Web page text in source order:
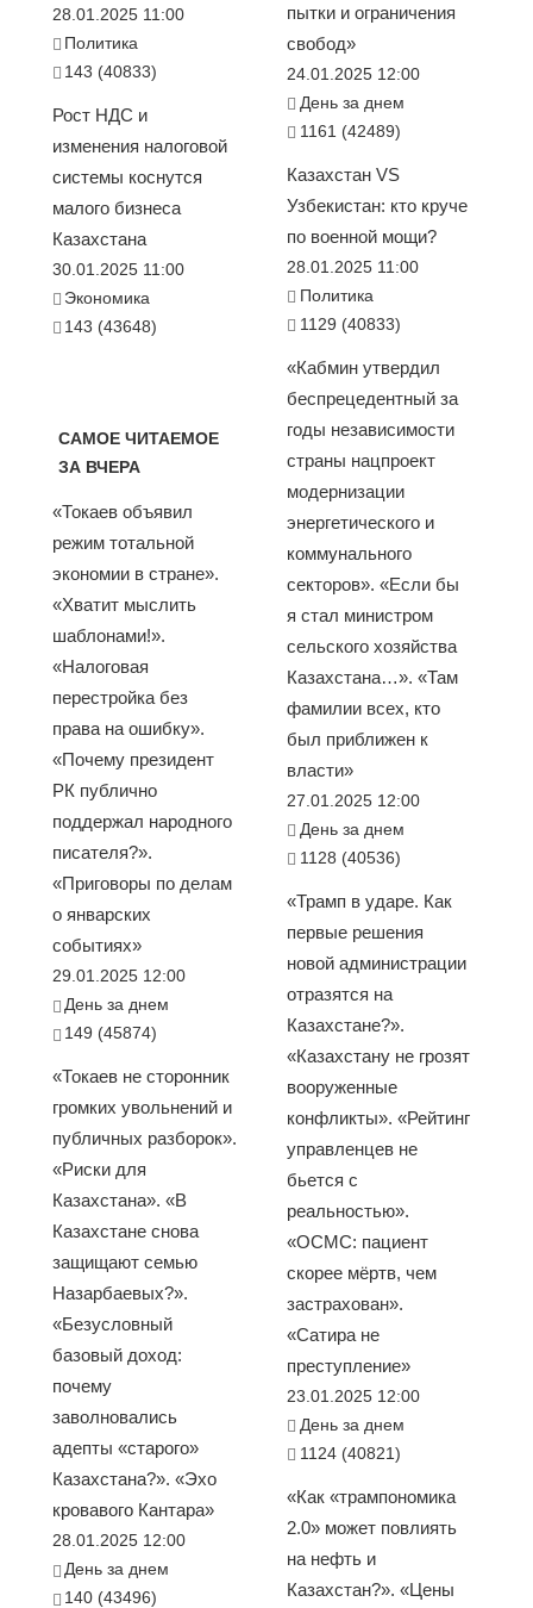
28.01.2025 11:00
Политика
143 (40833)
Рост НДС и
изменения налоговой
системы коснутся
малого бизнеса
Казахстана
30.01.2025 11:00
Экономика
143 (43648)
САМОЕ ЧИТАЕМОЕ
ЗА ВЧЕРА
«Токаев объявил
режим тотальной
экономии в стране».
«Хватит мыслить
шаблонами!».
«Налоговая
перестройка без
права на ошибку».
«Почему президент
РК публично
поддержал народного
писателя?».
«Приговоры по делам
о январских
событиях»
29.01.2025 12:00
День за днем
149 (45874)
«Токаев не сторонник
громких увольнений и
публичных разборок».
«Риски для
Казахстана». «В
Казахстане снова
защищают семью
Назарбаевых?».
«Безусловный
базовый доход:
почему
заволновались
адепты «старого»
Казахстана?». «Эхо
кровавого Кантара»
28.01.2025 12:00
День за днем
140 (43496)
пытки и ограничения
свобод»
24.01.2025 12:00
День за днем
1161 (42489)
Казахстан VS
Узбекистан: кто круче
по военной мощи?
28.01.2025 11:00
Политика
1129 (40833)
«Кабмин утвердил
беспрецедентный за
годы независимости
страны нацпроект
модернизации
энергетического и
коммунального
секторов». «Если бы
я стал министром
сельского хозяйства
Казахстана…». «Там
фамилии всех, кто
был приближен к
власти»
27.01.2025 12:00
День за днем
1128 (40536)
«Трамп в ударе. Как
первые решения
новой администрации
отразятся на
Казахстане?».
«Казахстану не грозят
вооруженные
конфликты». «Рейтинг
управленцев не
бьется с
реальностью».
«ОСМС: пациент
скорее мёртв, чем
застрахован».
«Сатира не
преступление»
23.01.2025 12:00
День за днем
1124 (40821)
«Как «трампономика
2.0» может повлиять
на нефть и
Казахстан?». «Цены